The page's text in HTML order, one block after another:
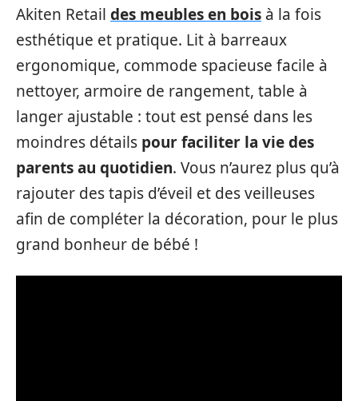
Akiten Retail des meubles en bois à la fois
esthétique et pratique. Lit à barreaux
ergonomique, commode spacieuse facile à
nettoyer, armoire de rangement, table à
langer ajustable : tout est pensé dans les
moindres détails pour faciliter la vie des
parents au quotidien. Vous n’aurez plus qu’à
rajouter des tapis d’éveil et des veilleuses
afin de compléter la décoration, pour le plus
grand bonheur de bébé !